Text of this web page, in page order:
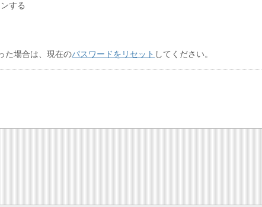
する
た場合は、現在のパスワードをリセット してください。